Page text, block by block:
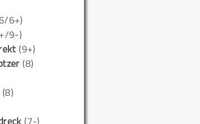
6+)
9-)
(9+)
(8)
(8)
(7-)